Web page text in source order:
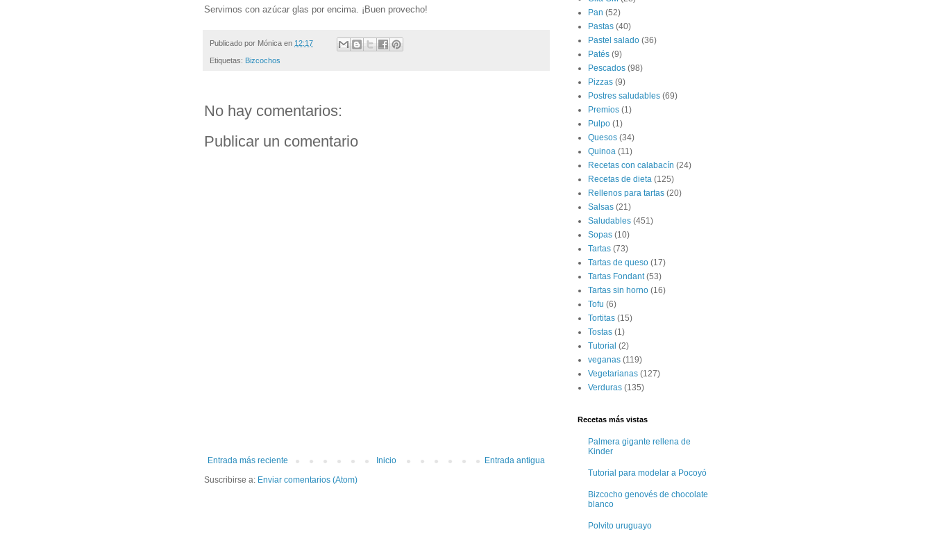
Servimos con azúcar glas por encima. ¡Buen provecho!
Publicado por Mónica en 12:17
Etiquetas: Bizcochos
No hay comentarios:
Publicar un comentario
Entrada más reciente Entrada antigua
Inicio
Suscribirse a: Enviar comentarios (Atom)
Pan (52)
Pastas (40)
Pastel salado (36)
Patés (9)
Pescados (98)
Pizzas (9)
Postres saludables (69)
Premios (1)
Pulpo (1)
Quesos (34)
Quinoa (11)
Recetas con calabacín (24)
Recetas de dieta (125)
Rellenos para tartas (20)
Salsas (21)
Saludables (451)
Sopas (10)
Tartas (73)
Tartas de queso (17)
Tartas Fondant (53)
Tartas sin horno (16)
Tofu (6)
Tortitas (15)
Tostas (1)
Tutorial (2)
veganas (119)
Vegetarianas (127)
Verduras (135)
Recetas más vistas
Palmera gigante rellena de
Kinder
Tutorial para modelar a Pocoyó
Bizcocho genovés de chocolate
blanco
Polvito uruguayo